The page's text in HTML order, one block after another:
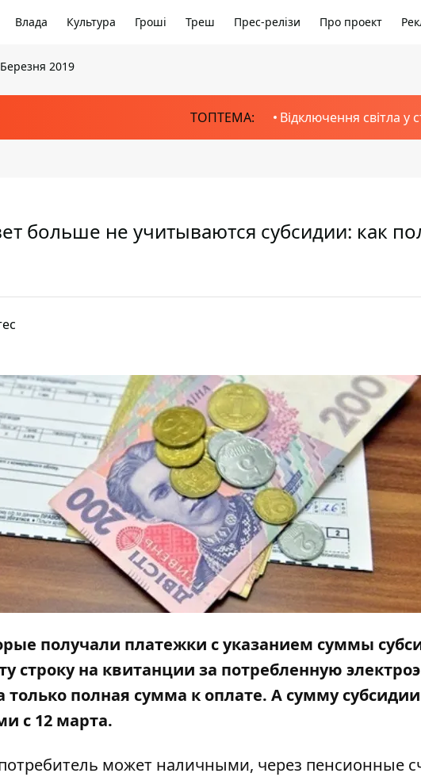
Влада Культура Гроші Треш Прес-релізи Про проект
2019
ТОПТЕМА: Відключення світла у
больше не учитываются субсидии: как
получали платежки с указанием суммы
строку на квитанции за потребленную
только полная сумма к оплате. А сумму
с 12 марта.
может наличными, через пенсионные